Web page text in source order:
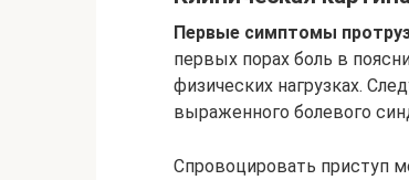
Первые симптомы
первых порах боль в
физических нагрузках.
выраженного болевого
Спровоцировать приступ